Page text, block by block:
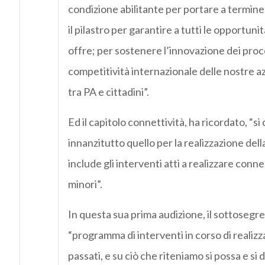
condizione abilitante per portare a
il pilastro per garantire a tutti le
offre; per sostenere l’innovazione dei
competitività internazionale delle nostre
tra PA e cittadini”.
Ed il capitolo connettività, ha ricordato,
innanzitutto quello per la realizzazione
include gli interventi atti a realizzare
minori”.
In questa sua prima audizione, il
“programma di interventi in corso di
passati, e su ciò che riteniamo si possa e si